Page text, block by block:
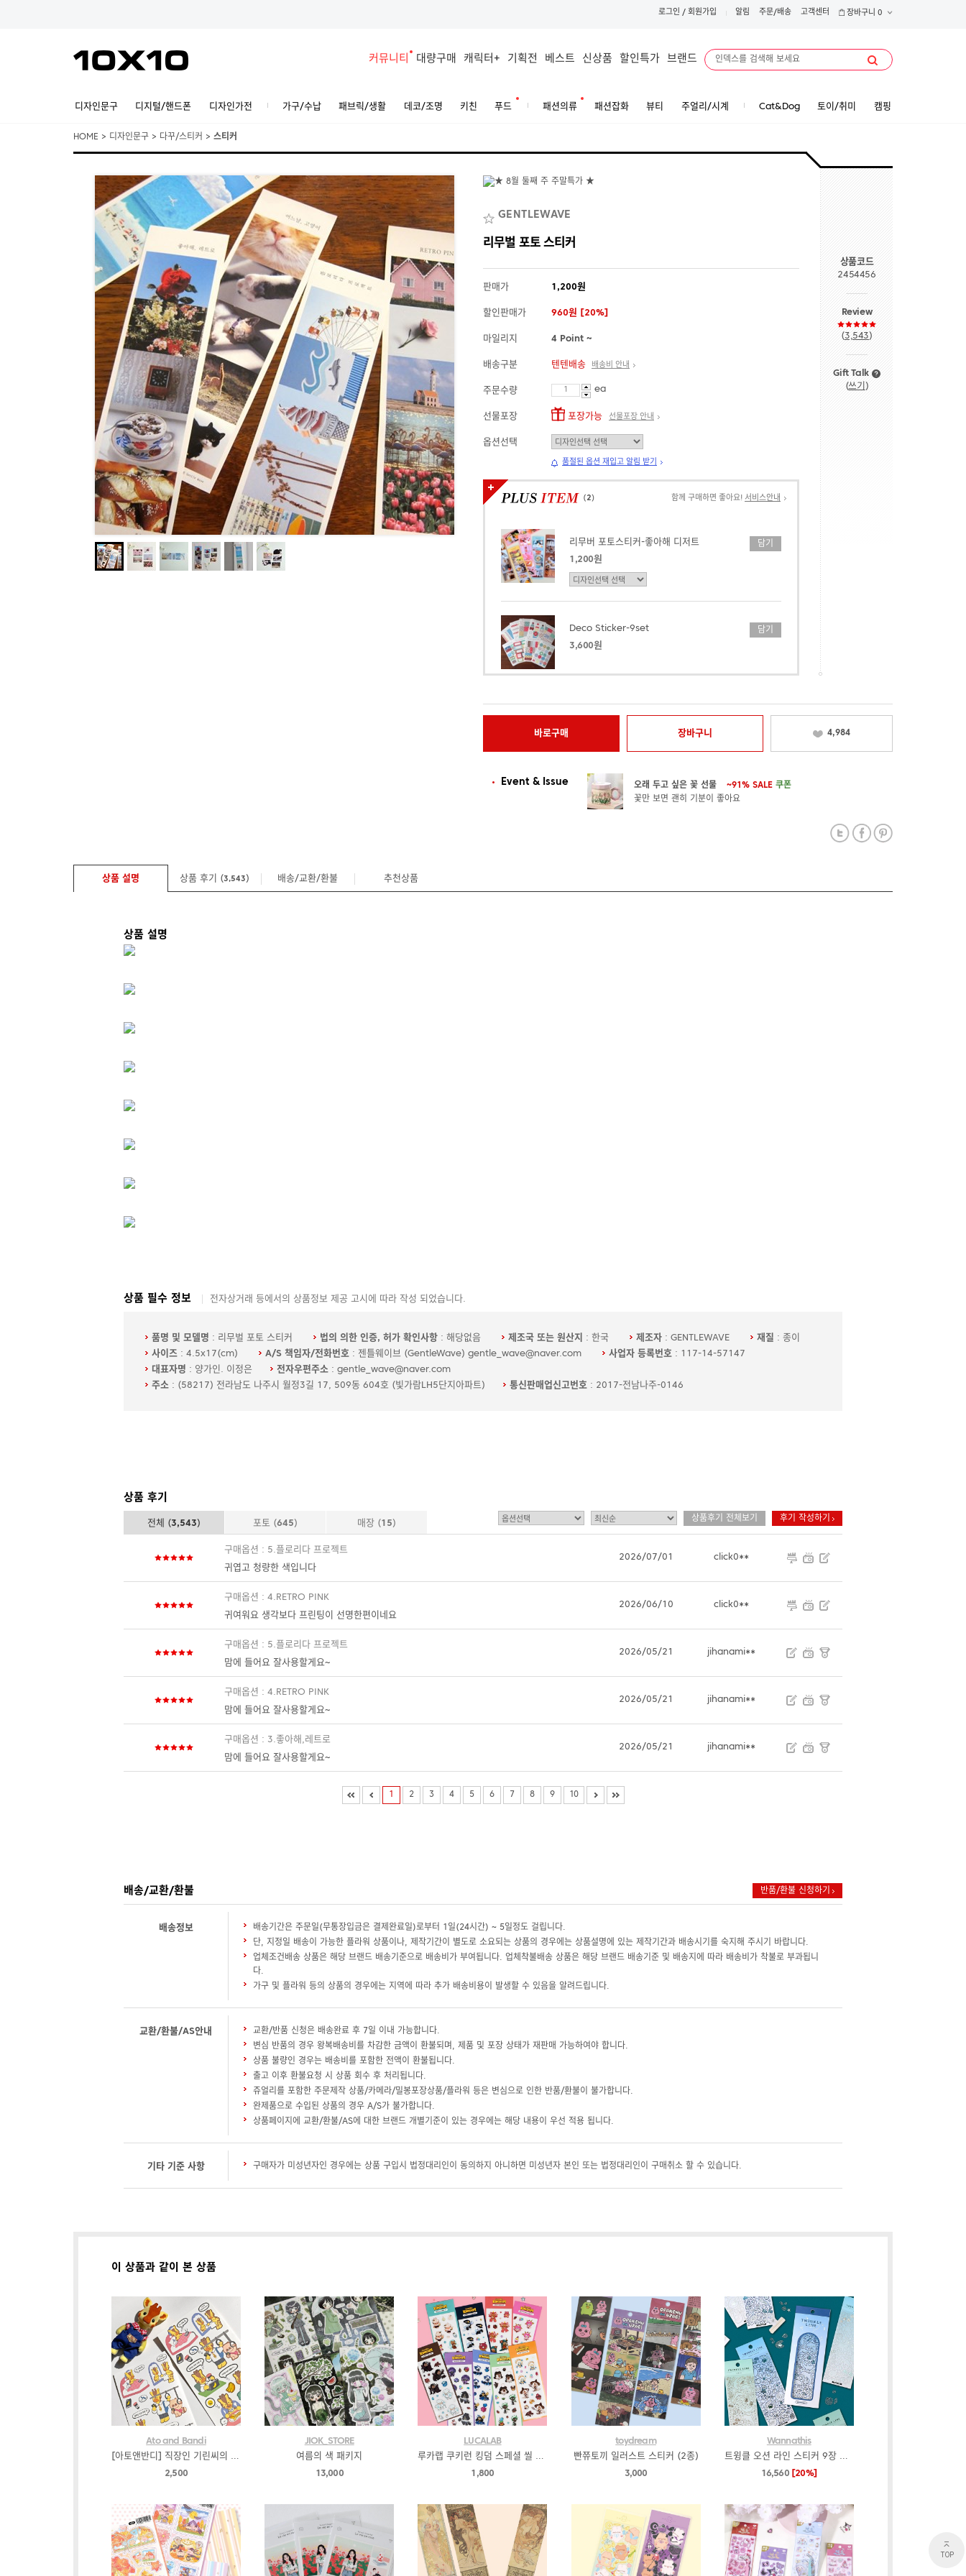
로그인 / 회원가입 알림 주문/배송 고객센터 장바구니 0
커뮤니티 대량구매 캐릭터+ 기획전 베스트 신상품 할인특가 브랜드
디자인문구 디지털/핸드폰 디자인가전 가구/수납 패브릭/생활 데코/조명 키친 푸드 패션의류 패션잡화 뷰티 주얼리/시계 Cat&Dog 토이/취미 캠핑
HOME > 디자인문구 > 다꾸/스티커 > 스티커
GENTLEWAVE
리무벌 포토 스티커
판매가 1,200원
할인판매가 960원 [20%]
마일리지 4 Point ~
배송구분 텐텐배송 배송비 안내
주문수량 ea
선물포장 포장가능 선물포장 안내
옵션선택
품절된 옵션 재입고 알림 받기
(2) 함께 구매하면 좋아요! 서비스안내
리무버 포토스티커-좋아해 디저트
1,200원
담기
Deco Sticker-9set
3,600원
담기
상품코드
2454456
Review
(3,543)
Gift Talk
(쓰기 )
바로구매 장바구니 4,984
Event & Issue 오래 두고 싶은 꽃 선물 ~91% SALE 쿠폰
꽃만 보면 괜히 기분이 좋아요
상품 설명 상품 후기 (3,543) 배송/교환/환불 추천상품
상품 설명
상품 필수 정보 전자상거래 등에서의 상품정보 제공 고시에 따라 작성 되었습니다.
품명 및 모델명 : 리무벌 포토 스티커 법의 의한 인증, 허가 확인사항 : 해당없음 제조국 또는 원산지 : 한국 제조자 : GENTLEWAVE 재질 : 종이
사이즈 : 4.5x17(cm) A/S 책임자/전화번호 : 젠틀웨이브 (GentleWave) gentle_wave@naver.com 사업자 등록번호 : 117-14-57147
대표자명 : 양가인. 이정은 전자우편주소 : gentle_wave@naver.com
주소 : (58217) 전라남도 나주시 월정3길 17, 509동 604호 (빛가람LH5단지아파트) 통신판매업신고번호 : 2017-전남나주-0146
상품 후기
전체 (3,543) 포토 (645) 매장 (15) 상품후기 전체보기 후기 작성하기
구매옵션 : 5.플로리다 프로젝트
귀엽고 청량한 색입니다
2026/07/01 click0**
구매옵션 : 4.RETRO PINK
귀여워요 생각보다 프린팅이 선명한편이네요
2026/06/10 click0**
구매옵션 : 5.플로리다 프로젝트
맘에 들어요 잘사용할게요~
2026/05/21 jihanami**
구매옵션 : 4.RETRO PINK
맘에 들어요 잘사용할게요~
2026/05/21 jihanami**
구매옵션 : 3.좋아해,레트로
맘에 들어요 잘사용할게요~
2026/05/21 jihanami**
1 2 3 4 5 6 7 8 9 10
배송/교환/환불 반품/환불 신청하기
배송정보
배송기간은 주문일(무통장입금은 결제완료일)로부터 1일(24시간) ~ 5일정도 걸립니다.
단, 지정일 배송이 가능한 플라워 상품이나, 제작기간이 별도로 소요되는 상품의 경우에는 상품설명에 있는 제작기간과 배송시기를 숙지해 주시기 바랍니다.
업체조건배송 상품은 해당 브랜드 배송기준으로 배송비가 부여됩니다. 업체착불배송 상품은 해당 브랜드 배송기준 및 배송지에 따라 배송비가 착불로 부과됩니
다.
가구 및 플라워 등의 상품의 경우에는 지역에 따라 추가 배송비용이 발생할 수 있음을 알려드립니다.
교환/환불/AS안내
교환/반품 신청은 배송완료 후 7일 이내 가능합니다.
변심 반품의 경우 왕복배송비를 차감한 금액이 환불되며, 제품 및 포장 상태가 재판매 가능하여야 합니다.
상품 불량인 경우는 배송비를 포함한 전액이 환불됩니다.
출고 이후 환불요청 시 상품 회수 후 처리됩니다.
쥬얼리를 포함한 주문제작 상품/카메라/밀봉포장상품/플라워 등은 변심으로 인한 반품/환불이 불가합니다.
완제품으로 수입된 상품의 경우 A/S가 불가합니다.
상품페이지에 교환/환불/AS에 대한 브랜드 개별기준이 있는 경우에는 해당 내용이 우선 적용 됩니다.
기타 기준 사항 구매자가 미성년자인 경우에는 상품 구입시 법정대리인이 동의하지 아니하면 미성년자 본인 또는 법정대리인이 구매취소 할 수 있습니다.
이 상품과 같이 본 상품
Ato and Bandi
[아토앤반디] 직장인 기린씨의 하루
2,500
JIOK_STORE
여름의 색 패키지
13,000
LUCALAB
루카랩 쿠키런 킹덤 스페셜 씰 스티커 (9종)
1,800
toydream
빤쮸토끼 일러스트 스티커 (2종)
3,000
Wannathis
트윙클 오션 라인 스티커 9장 세트
16,560 [20%]
TOP